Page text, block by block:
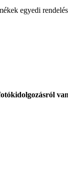
egyedi